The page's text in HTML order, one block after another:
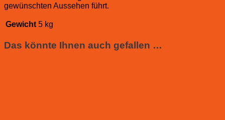
gewünschten Aussehen führt.
Gewicht 5 kg
Das könnte Ihnen auch gefallen …